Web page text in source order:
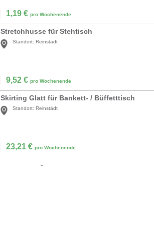
1,19 € pro Wochenende
Stretchhusse für Stehtisch
Standort: Reinstädt
9,52 € pro Wochenende
Skirting Glatt für Bankett- / Büffetttisch
Standort: Reinstädt
23,21 € pro Wochenende